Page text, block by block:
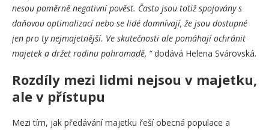
nesou poměrně negativní pověst. Často jsou totiž spojovány s
daňovou optimalizací nebo se lidé domnívají, že jsou dostupné
jen pro ty nejmajetnější. Ve skutečnosti ale pomáhají ochránit
majetek a držet rodinu pohromadě, “dodává Helena Svárovská.
Rozdíly mezi lidmi nejsou v majetku,
ale v přístupu
Mezi tím, jak předávání majetku řeší obecná populace a